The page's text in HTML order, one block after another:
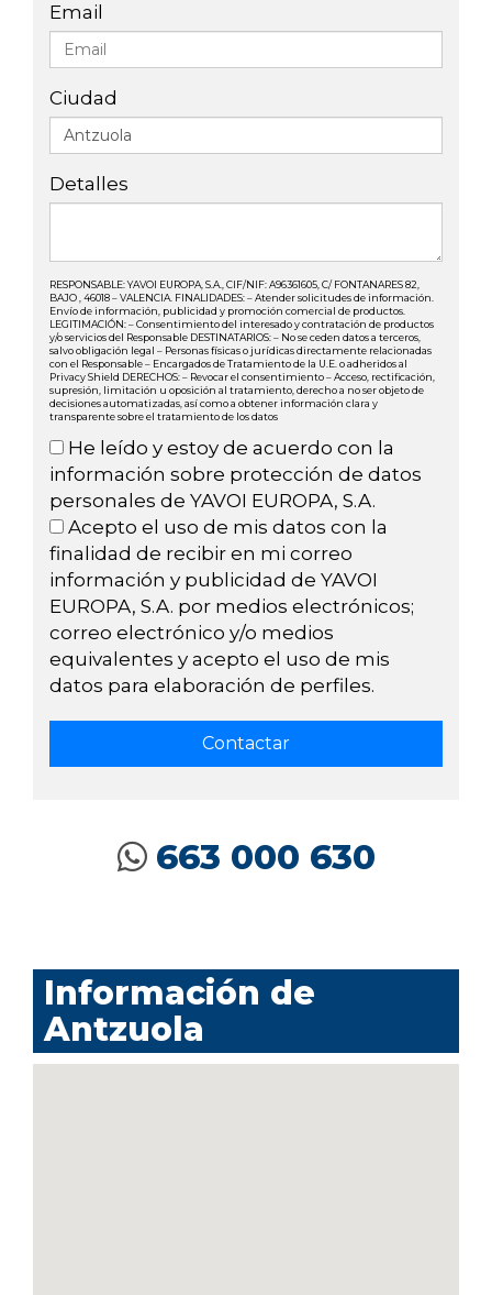
Email
Ciudad
Detalles
RESPONSABLE: YAVOI EUROPA, S.A., CIF/NIF: A96361605, C/ FONTANARES 82,
BAJO , 46018 – VALENCIA. FINALIDADES: – Atender solicitudes de información.
Envío de información, publicidad y promoción comercial de productos.
LEGITIMACIÓN: – Consentimiento del interesado y contratación de productos
y/o servicios del Responsable DESTINATARIOS: – No se ceden datos a terceros,
salvo obligación legal – Personas físicas o jurídicas directamente relacionadas
con el Responsable – Encargados de Tratamiento de la U.E. o adheridos al
Privacy Shield DERECHOS: – Revocar el consentimiento – Acceso, rectificación,
supresión, limitación u oposición al tratamiento, derecho a no ser objeto de
decisiones automatizadas, así como a obtener información clara y
transparente sobre el tratamiento de los datos
He leído y estoy de acuerdo con la
información sobre protección de datos
personales de YAVOI EUROPA, S.A.
Acepto el uso de mis datos con la
finalidad de recibir en mi correo
información y publicidad de YAVOI
EUROPA, S.A. por medios electrónicos;
correo electrónico y/o medios
equivalentes y acepto el uso de mis
datos para elaboración de perfiles.
663 000 630
Información de
Antzuola